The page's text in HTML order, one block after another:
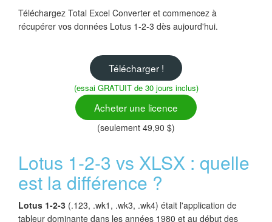
Téléchargez Total Excel Converter et commencez à
récupérer vos données Lotus 1-2-3 dès aujourd'hui.
Télécharger !
(essai GRATUIT de 30 jours inclus)
Acheter une licence
(seulement 49,90 $)
Lotus 1-2-3 vs XLSX : quelle
est la différence ?
Lotus 1-2-3 (.123, .wk1, .wk3, .wk4) était l'application de
tableur dominante dans les années 1980 et au début des